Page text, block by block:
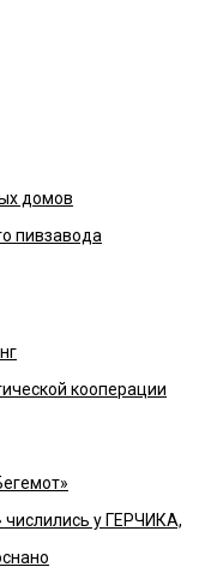
домов
пивзавода
кооперации
числились у ГЕРЧИКА,